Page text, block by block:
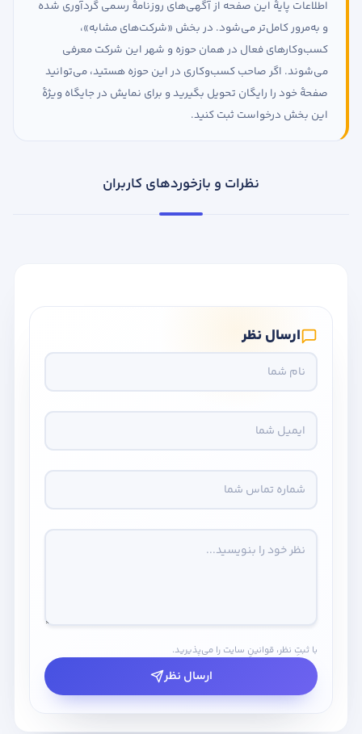
اطلاعات پایهٔ این صفحه از آگهی‌های روزنامهٔ رسمی گردآوری شده
و به‌مرور کامل‌تر می‌شود. در بخش «شرکت‌های مشابه»،
کسب‌وکارهای فعال در همان حوزه و شهر این شرکت معرفی
می‌شوند. اگر صاحب کسب‌وکاری در این حوزه هستید، می‌توانید
صفحهٔ خود را رایگان تحویل بگیرید و برای نمایش در جایگاه ویژهٔ
این بخش درخواست ثبت کنید.
نظرات و بازخوردهای کاربران
ارسال نظر
با ثبتِ نظر، قوانینِ سایت را می‌پذیرید.
ارسال نظر